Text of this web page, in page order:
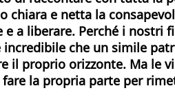
e netta la
a liberare. Perché i
che un simile
proprio orizzonte. Ma le
la propria parte per